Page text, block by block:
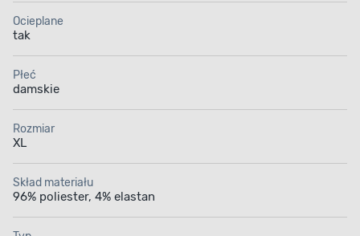
Ocieplane
tak
Płeć
damskie
Rozmiar
XL
Skład materiału
96% poliester, 4% elastan